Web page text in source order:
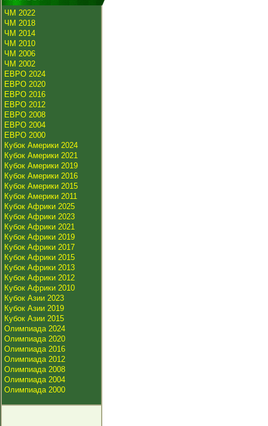
ЧМ 2022
ЧМ 2018
ЧМ 2014
ЧМ 2010
ЧМ 2006
ЧМ 2002
ЕВРО 2024
ЕВРО 2020
ЕВРО 2016
ЕВРО 2012
ЕВРО 2008
ЕВРО 2004
ЕВРО 2000
Кубок Америки 2024
Кубок Америки 2021
Кубок Америки 2019
Кубок Америки 2016
Кубок Америки 2015
Кубок Америки 2011
Кубок Африки 2025
Кубок Африки 2023
Кубок Африки 2021
Кубок Африки 2019
Кубок Африки 2017
Кубок Африки 2015
Кубок Африки 2013
Кубок Африки 2012
Кубок Африки 2010
Кубок Азии 2023
Кубок Азии 2019
Кубок Азии 2015
Олимпиада 2024
Олимпиада 2020
Олимпиада 2016
Олимпиада 2012
Олимпиада 2008
Олимпиада 2004
Олимпиада 2000